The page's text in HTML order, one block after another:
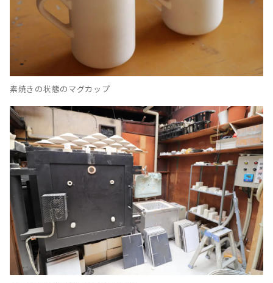
素焼きの状態のマグカップ